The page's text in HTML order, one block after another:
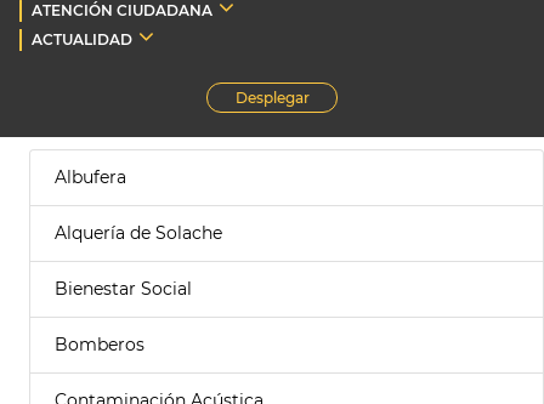
ATENCIÓN CIUDADANA
ACTUALIDAD
Desplegar
Albufera
Alquería de Solache
Bienestar Social
Bomberos